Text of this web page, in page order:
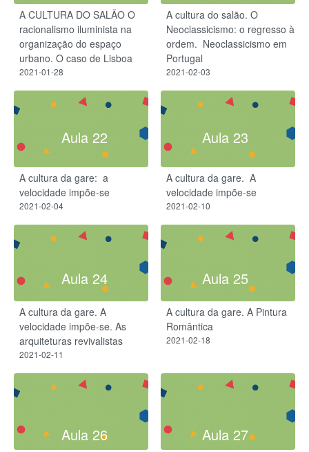
A CULTURA DO SALÃO O
racionalismo iluminista na
organização do espaço
urbano. O caso de Lisboa
2021-01-28
A cultura do salão. O
Neoclassicismo: o regresso à
ordem. ​ Neoclassicismo em
Portugal
2021-02-03
Aula 22
A cultura da gare: ​ a
velocidade impõe-se​
2021-02-04
Aula 23
A cultura da gare. ​ A
velocidade impõe-se​
2021-02-10
Aula 24
A cultura da gare. A
velocidade impõe-se​. As
arquiteturas revivalistas
2021-02-11
Aula 25
A cultura da gare. A Pintura
Romântica
2021-02-18
Aula 26 Aula 27